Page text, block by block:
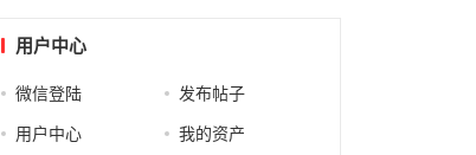
用户中心
微信登陆 发布帖子
用户中心 我的资产